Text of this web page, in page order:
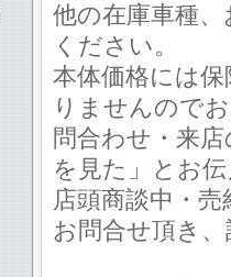
他の在庫車種
ください。
本体価格には
りませんので
問合わせ・来
を見た」とお
店頭商談中・
お問合せ頂き